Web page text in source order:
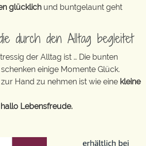
glücklich und buntgelaunt geht
durch den Alltag begleitet
der Alltag ist … Die bunten
einige Momente Glück.
Hand zu nehmen ist wie eine kleine
Lebensfreude.